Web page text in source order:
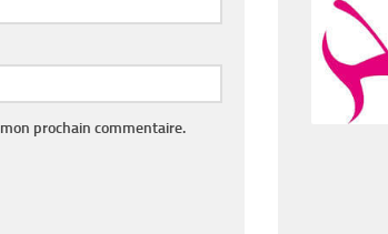
prochain commentaire.